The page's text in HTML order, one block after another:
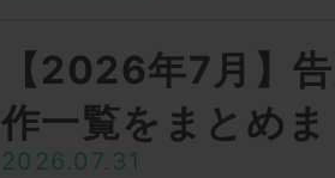
【2026年7月】
作一覧をまとめ
2026.07.31